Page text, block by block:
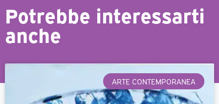
Potrebbe interessarti
anche
ARTE CONTEMPORANEA